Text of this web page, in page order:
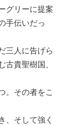
グリーに提案
手伝いだっ
三人に告げら
古貴聖樹国、
。その者をこ
、そして強く